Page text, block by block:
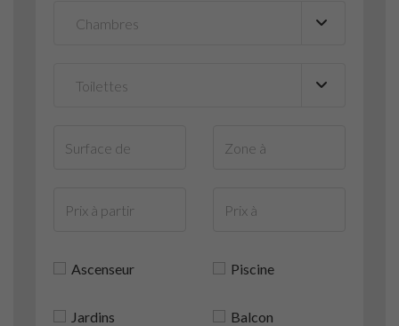
Ascenseur Piscine
Jardins Balcon